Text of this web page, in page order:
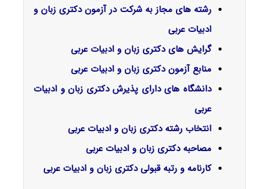
رشته های مجاز به شرکت در آزمون دکتری زبان و
ادبیات عربی
گرایش‌ های دکتری زبان و ادبیات عربی
منابع آزمون دکتری زبان و ادبیات عربی
دانشگاه های دارای پذیرش دکتری زبان و ادبیات
عربی
انتخاب رشته دکتری زبان و ادبیات عربی
مصاحبه دکتری زبان و ادبیات عربی
کارنامه و رتبه قبولی دکتری زبان و ادبیات عربی